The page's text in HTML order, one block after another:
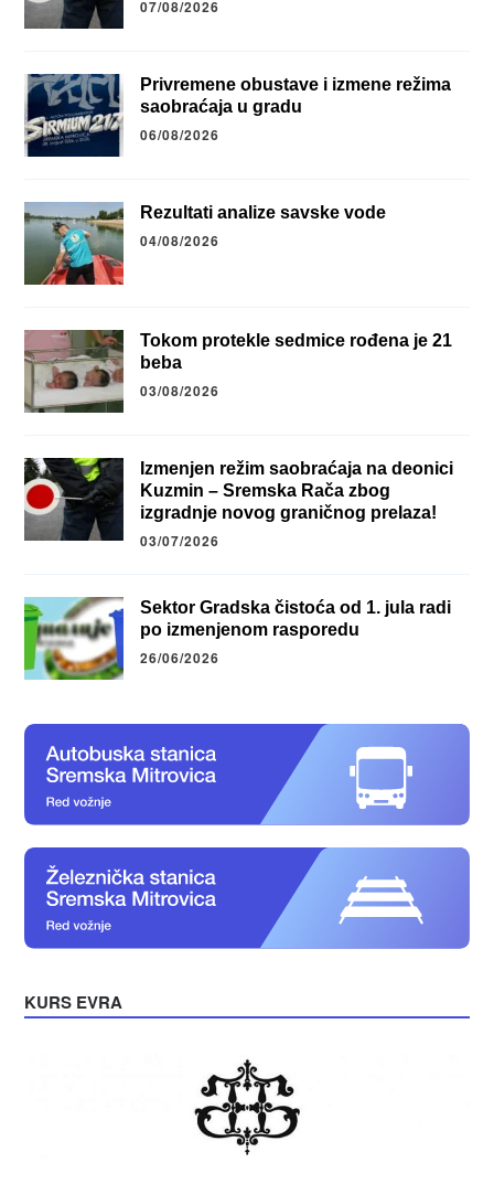
07/08/2026
Privremene obustave i izmene režima
saobraćaja u gradu
06/08/2026
Rezultati analize savske vode
04/08/2026
Tokom protekle sedmice rođena je 21
beba
03/08/2026
Izmenjen režim saobraćaja na deonici
Kuzmin – Sremska Rača zbog
izgradnje novog graničnog prelaza!
03/07/2026
Sektor Gradska čistoća od 1. jula radi
po izmenjenom rasporedu
26/06/2026
KURS EVRA